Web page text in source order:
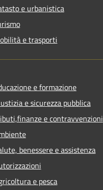
e urbanistica
e trasporti
e formazione
e sicurezza pubblica
e contravvenzioni
benessere e assistenza
e pesca